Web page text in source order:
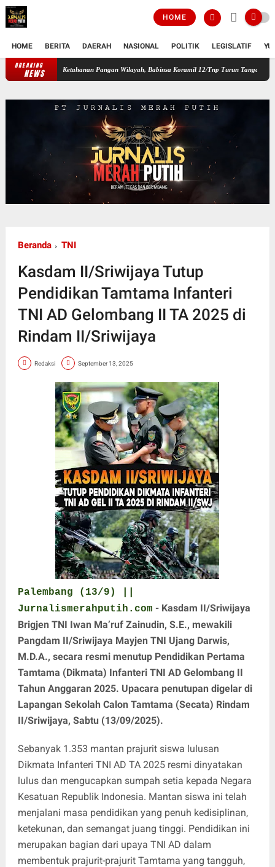
HOME
HOME BERITA DAERAH NASIONAL POLITIK LEGISLATIF
BREAKING
NEWS
Ketahanan Pangan Wilayah, Babinsa Koramil 12/Tnp Turun Tangan Bantu Warga
Beranda TNI
Kasdam II/Sriwijaya Tutup
Pendidikan Tamtama Infanteri
TNI AD Gelombang II TA 2025 di
Rindam II/Sriwijaya
Redaksi September 13, 2025
Palembang (13/9) ||
Jurnalismerahputih.com - Kasdam II/Sriwijaya
Brigjen TNI Iwan Ma’ruf Zainudin, S.E., mewakili
Pangdam II/Sriwijaya Mayjen TNI Ujang Darwis,
M.D.A., secara resmi menutup Pendidikan Pertama
Tamtama (Dikmata) Infanteri TNI AD Gelombang II
Tahun Anggaran 2025. Upacara penutupan digelar di
Lapangan Sekolah Calon Tamtama (Secata) Rindam
II/Sriwijaya, Sabtu (13/09/2025).
Sebanyak 1.353 mantan prajurit siswa lulusan
Dikmata Infanteri TNI AD TA 2025 resmi dinyatakan
lulus dan mengucapkan sumpah setia kepada Negara
Kesatuan Republik Indonesia. Mantan siswa ini telah
menjalani masa pendidikan yang penuh kedisiplinan,
ketekunan, dan semangat juang tinggi. Pendidikan ini
merupakan bagian dari upaya TNI AD dalam
membentuk prajurit-prajurit Tamtama yang tangguh,